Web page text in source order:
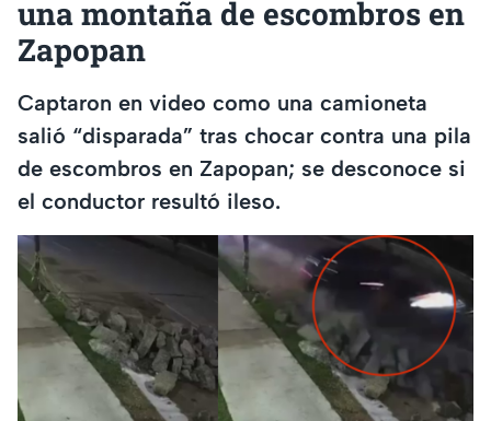
una montaña de escombros en
Zapopan
Captaron en video como una camioneta
salió “disparada” tras chocar contra una pila
de escombros en Zapopan; se desconoce si
el conductor resultó ileso.